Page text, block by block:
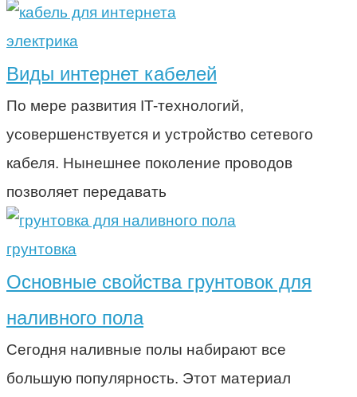
электрика
Виды интернет кабелей
По мере развития IT-технологий,
усовершенствуется и устройство сетевого
кабеля. Нынешнее поколение проводов
позволяет передавать
грунтовка
Основные свойства грунтовок для
наливного пола
Сегодня наливные полы набирают все
большую популярность. Этот материал